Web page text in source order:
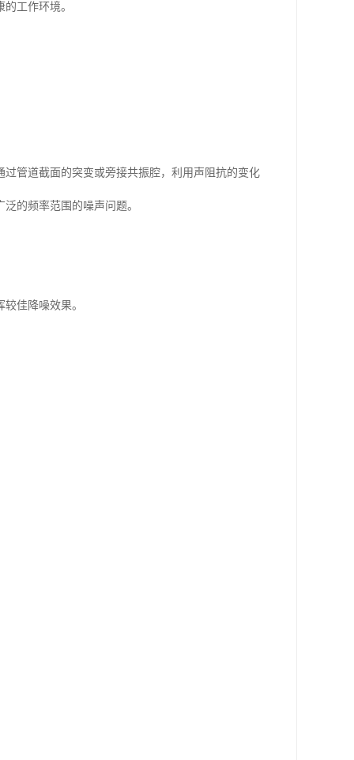
工作环境。
管道截面的突变或旁接共振腔，利用声阻抗的变化
的频率范围的噪声问题。
佳降噪效果。